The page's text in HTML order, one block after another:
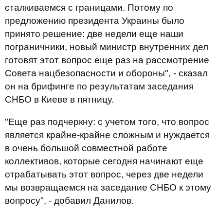
сталкиваемся с границами. Потому по
предложению президента Украины было
принято решение: две недели еще наши
пограничники, новый министр внутренних дел
готовят этот вопрос еще раз на рассмотрение
Совета нацбезопасности и обороны", - сказал
он на брифинге по результатам заседания
СНБО в Киеве в пятницу.
"Еще раз подчеркну: с учетом того, что вопрос
является крайне-крайне сложным и нуждается
в очень большой совместной работе
коллективов, которые сегодня начинают еще
отрабатывать этот вопрос, через две недели
мы возвращаемся на заседание СНБО к этому
вопросу", - добавил Данилов.